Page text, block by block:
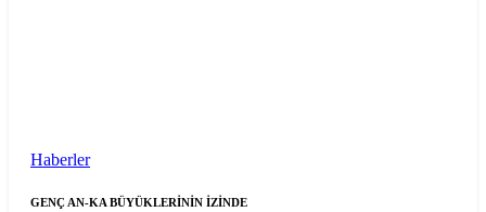
Haberler
GENÇ AN-KA BÜYÜKLERİNİN İZİNDE